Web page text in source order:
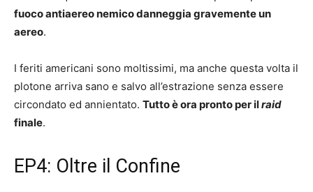
fuoco antiaereo nemico danneggia gravemente un
aereo.
I feriti americani sono moltissimi, ma anche questa volta il
plotone arriva sano e salvo all’estrazione senza essere
circondato ed annientato. Tutto è ora pronto per ilraid
finale.
EP4: Oltre il Confine